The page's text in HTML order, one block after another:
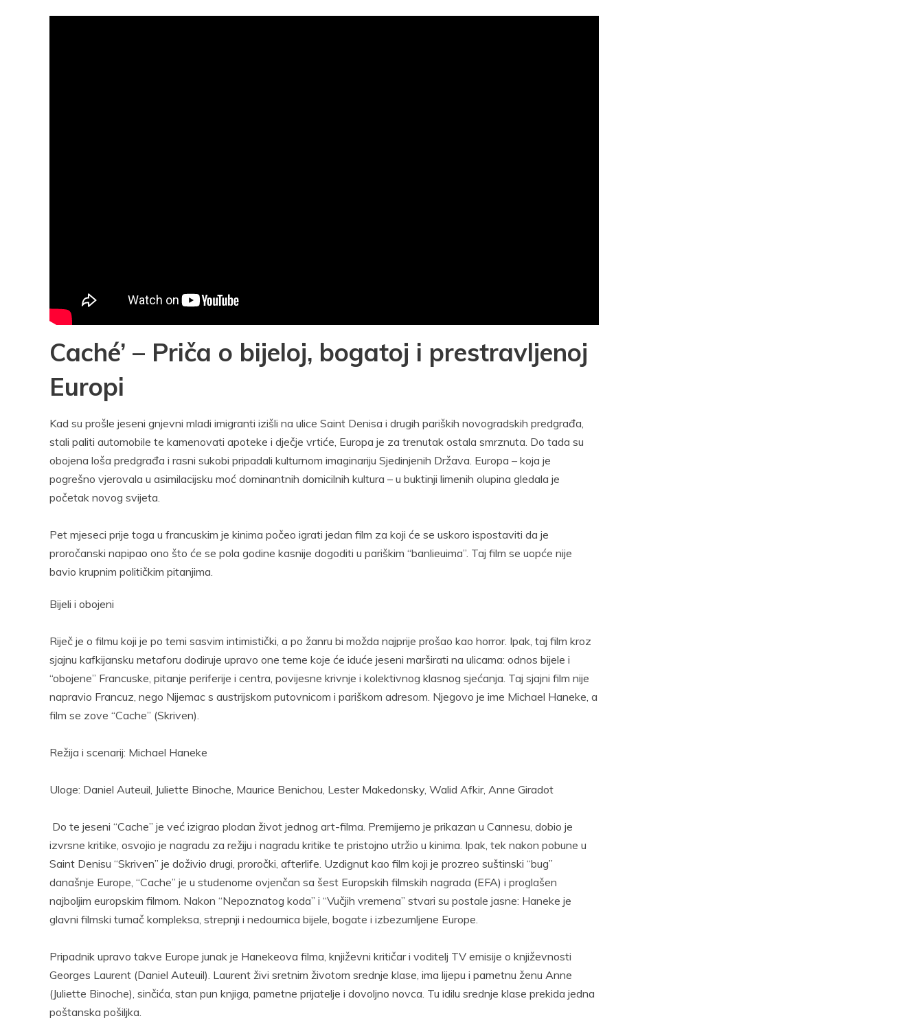
Caché’ – Priča o bijeloj, bogatoj i prestravljenoj
Europi
Kad su prošle jeseni gnjevni mladi imigranti izišli na ulice Saint Denisa i drugih pariških novogradskih predgrađa,
stali paliti automobile te kamenovati apoteke i dječje vrtiće, Europa je za trenutak ostala smrznuta. Do tada su
obojena loša predgrađa i rasni sukobi pripadali kulturnom imaginariju Sjedinjenih Država. Europa – koja je
pogrešno vjerovala u asimilacijsku moć dominantnih domicilnih kultura – u buktinji limenih olupina gledala je
početak novog svijeta.
Pet mjeseci prije toga u francuskim je kinima počeo igrati jedan film za koji će se uskoro ispostaviti da je
proročanski napipao ono što će se pola godine kasnije dogoditi u pariškim “banlieuima”. Taj film se uopće nije
bavio krupnim političkim pitanjima.
Bijeli i obojeni
Riječ je o filmu koji je po temi sasvim intimistički, a po žanru bi možda najprije prošao kao horror. Ipak, taj film kroz
sjajnu kafkijansku metaforu dodiruje upravo one teme koje će iduće jeseni marširati na ulicama: odnos bijele i
“obojene” Francuske, pitanje periferije i centra, povijesne krivnje i kolektivnog klasnog sjećanja. Taj sjajni film nije
napravio Francuz, nego Nijemac s austrijskom putovnicom i pariškom adresom. Njegovo je ime Michael Haneke, a
film se zove “Cache” (Skriven).
Režija i scenarij: Michael Haneke
Uloge: Daniel Auteuil, Juliette Binoche, Maurice Benichou, Lester Makedonsky, Walid Afkir, Anne Giradot
Do te jeseni “Cache” je već izigrao plodan život jednog art-filma. Premijerno je prikazan u Cannesu, dobio je
izvrsne kritike, osvojio je nagradu za režiju i nagradu kritike te pristojno utržio u kinima. Ipak, tek nakon pobune u
Saint Denisu “Skriven” je doživio drugi, proročki, afterlife. Uzdignut kao film koji je prozreo suštinski “bug”
današnje Europe, “Cache” je u studenome ovjenčan sa šest Europskih filmskih nagrada (EFA) i proglašen
najboljim europskim filmom. Nakon “Nepoznatog koda” i “Vučjih vremena” stvari su postale jasne: Haneke je
glavni filmski tumač kompleksa, strepnji i nedoumica bijele, bogate i izbezumljene Europe.
Pripadnik upravo takve Europe junak je Hanekeova filma, književni kritičar i voditelj TV emisije o književnosti
Georges Laurent (Daniel Auteuil). Laurent živi sretnim životom srednje klase, ima lijepu i pametnu ženu Anne
(Juliette Binoche), sinčića, stan pun knjiga, pametne prijatelje i dovoljno novca. Tu idilu srednje klase prekida jedna
poštanska pošiljka.